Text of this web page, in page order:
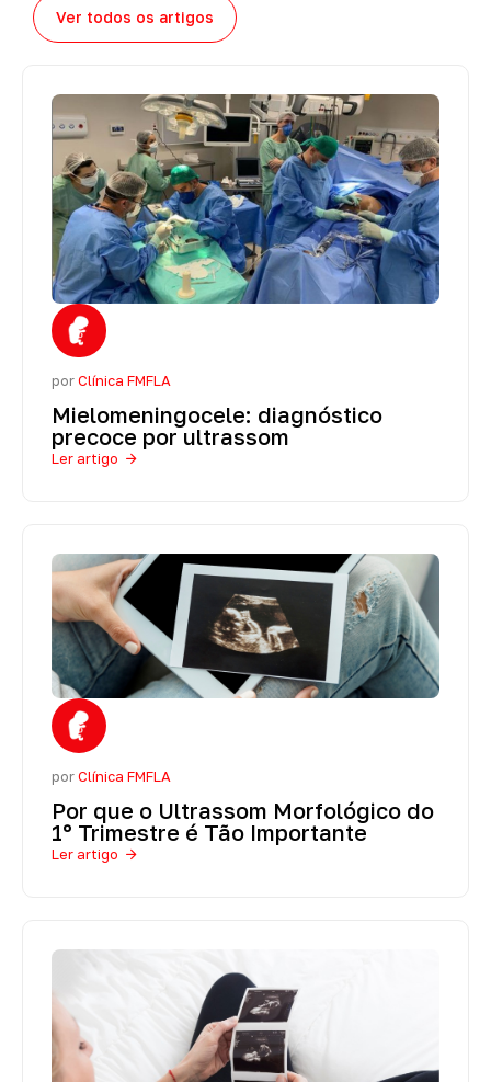
Ver todos os artigos
porClínica FMFLA
Mielomeningocele: diagnóstico
precoce por ultrassom
Ler artigo
porClínica FMFLA
Por que o Ultrassom Morfológico do
1º Trimestre é Tão Importante
Ler artigo